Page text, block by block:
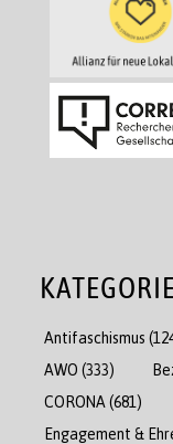
Antifaschismus
AWO (333)
CORONA (681)
Engagement &